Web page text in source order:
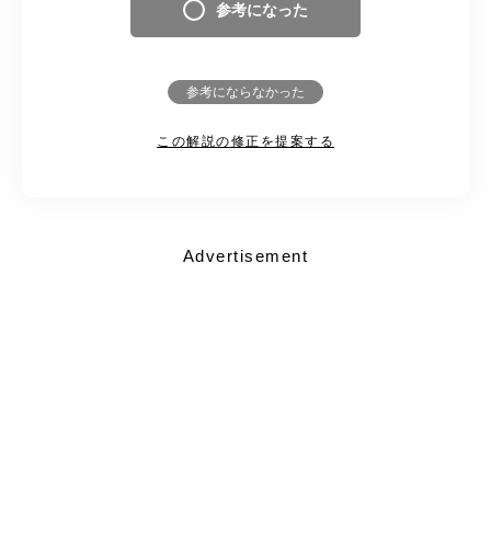
参考になった
参考にならなかった
この解説の修正を提案する
Advertisement